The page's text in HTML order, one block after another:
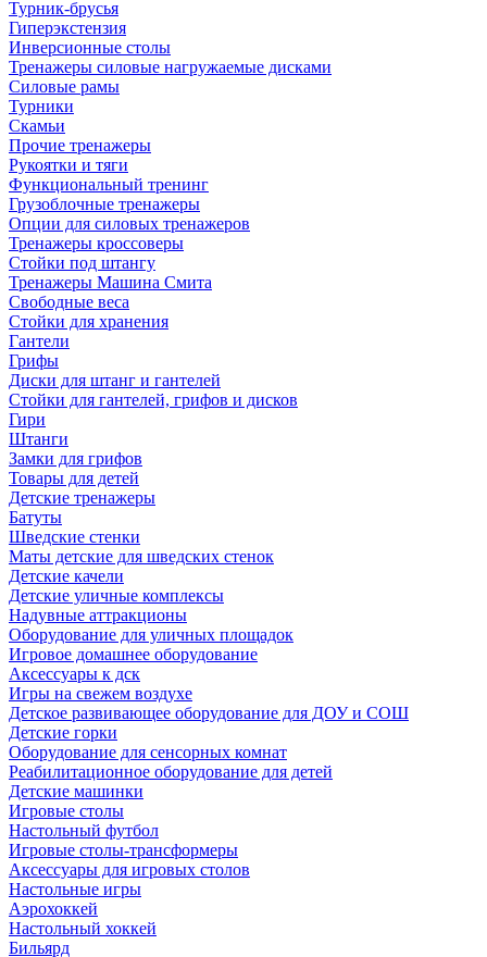
Турник-брусья
Гиперэкстензия
Инверсионные столы
Тренажеры силовые нагружаемые дисками
Силовые рамы
Турники
Скамьи
Прочие тренажеры
Рукоятки и тяги
Функциональный тренинг
Грузоблочные тренажеры
Опции для силовых тренажеров
Тренажеры кроссоверы
Стойки под штангу
Тренажеры Машина Смита
Свободные веса
Стойки для хранения
Гантели
Грифы
Диски для штанг и гантелей
Стойки для гантелей, грифов и дисков
Гири
Штанги
Замки для грифов
Товары для детей
Детские тренажеры
Батуты
Шведские стенки
Маты детские для шведских стенок
Детские качели
Детские уличные комплексы
Надувные аттракционы
Оборудование для уличных площадок
Игровое домашнее оборудование
Аксессуары к дск
Игры на свежем воздухе
Детское развивающее оборудование для ДОУ и СОШ
Детские горки
Оборудование для сенсорных комнат
Реабилитационное оборудование для детей
Детские машинки
Игровые столы
Настольный футбол
Игровые столы-трансформеры
Аксессуары для игровых столов
Настольные игры
Аэрохоккей
Настольный хоккей
Бильярд